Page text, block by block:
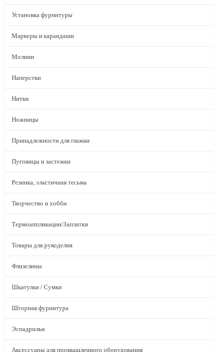
Установка фурнитуры
Маркеры и карандаши
Молнии
Наперстки
Нитки
Ножницы
Принадлежности для глажки
Пуговицы и застежки
Резинка, эластичная тесьма
Творчество и хобби
Термоаппликации/Заплатки
Товары для рукоделия
Флизелины
Шкатулки / Сумки
Шторная фурнитура
Эспадрильи
Аксессуары для промышленного оборудования